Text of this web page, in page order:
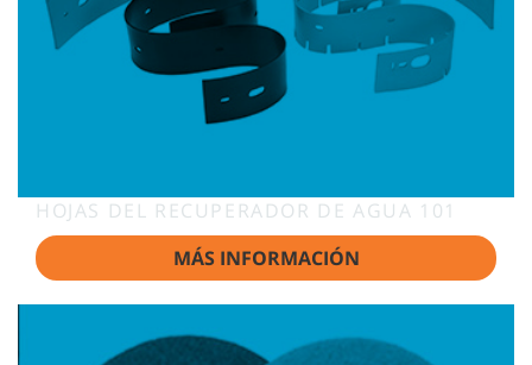
HOJAS DEL RECUPERADOR DE AGUA 101
MÁS INFORMACIÓN